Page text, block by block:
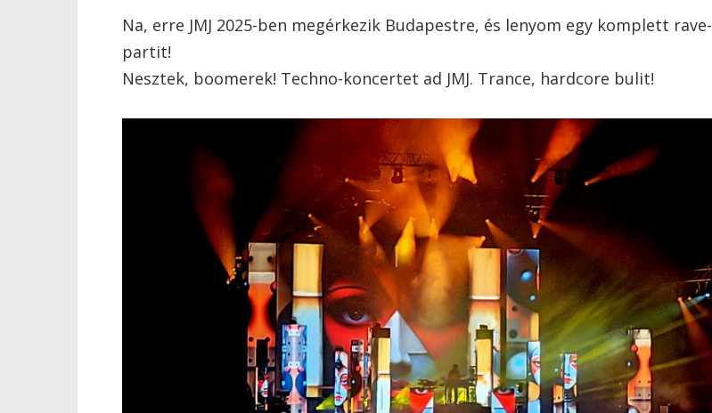
Na, erre JMJ 2025-ben megérkezik Budapestre, és lenyom egy komplett rave-
partit!
Nesztek, boomerek! Techno-koncertet ad JMJ. Trance, hardcore bulit!